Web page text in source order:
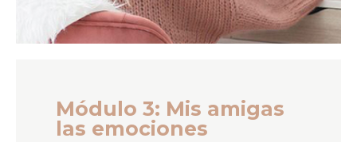
Módulo 3: Mis amigas
las emociones